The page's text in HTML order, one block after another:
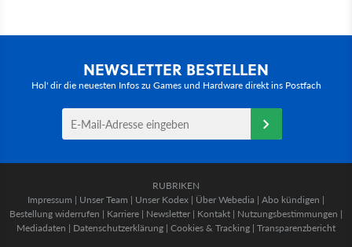
NEWSLETTER BESTELLEN
Hol' dir die neuesten Infos zu Games und Hardware direkt ins Postfach
RUBRIKEN
Impressum | Unser Team | Unser Kodex | Über Webedia | Abo kündigen |
Bestellung widerrufen | Karriere | Newsletter | Kontakt | Nutzungsbestimmungen |
Mediadaten | Datenschutzerklärung | Cookies & Tracking | Transparenzbericht